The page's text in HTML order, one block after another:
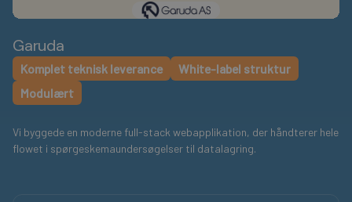
Garuda
Komplet teknisk leverance
White-label struktur
Modulært
Vi byggede en moderne full-stack webapplikation, der håndterer hele
flowet i spørgeskemaundersøgelser til datalagring.